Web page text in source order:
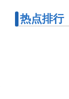
热点排行